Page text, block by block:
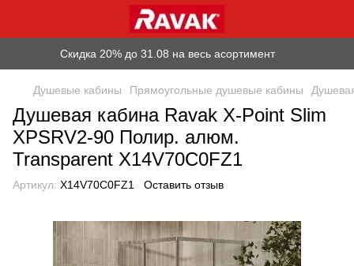
Скидка 20% до 31.08 на весь асортимент
Душевые кабины Прямоугольные душевые кабины
Душевая кабина Ravak X-Point Slim
XPSRV2-90 Полир. алюм.
Transparent X14V70C0FZ1
Артикул: X14V70C0FZ1 Оставить отзыв